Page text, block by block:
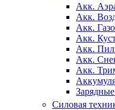
Акк.
Акк.
Акк.
Акк.
Акк.
Акк.
Акк.
Силовая